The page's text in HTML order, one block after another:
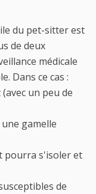
du pet-sitterest
de deux
médicale
Dans ce cas :
un peu de
gamelle
pourra s'isoler et
de